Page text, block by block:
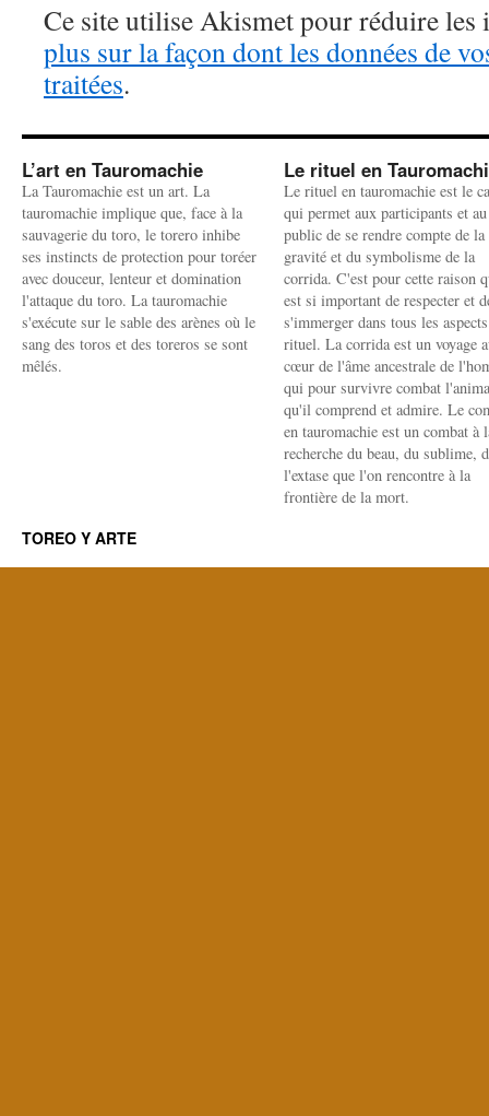
Ce site utilise Akismet pour réduire les
plus sur la façon dont les données de
traitées.
L’art en Tauromachie
La Tauromachie est un art. La
tauromachie implique que, face à la
sauvagerie du toro, le torero inhibe
ses instincts de protection pour toréer
avec douceur, lenteur et domination
l'attaque du toro. La tauromachie
s'exécute sur le sable des arènes où le
sang des toros et des toreros se sont
mêlés.
Le rituel en
Le rituel en tauromachie est le
qui permet aux participants et au
public de se rendre compte de la
gravité et du symbolisme de la
corrida. C'est pour cette raison
est si important de respecter et
s'immerger dans tous les
rituel. La corrida est un voyage
cœur de l'âme ancestrale de
qui pour survivre combat
qu'il comprend et admire. Le
en tauromachie est un combat à
recherche du beau, du sublime,
l'extase que l'on rencontre à la
frontière de la mort.
TOREO Y ARTE